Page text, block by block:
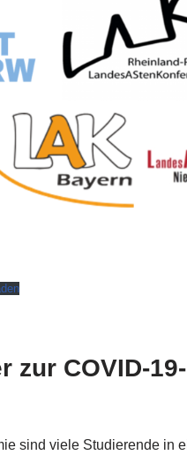
zur COVID-
sind viele Studierende in